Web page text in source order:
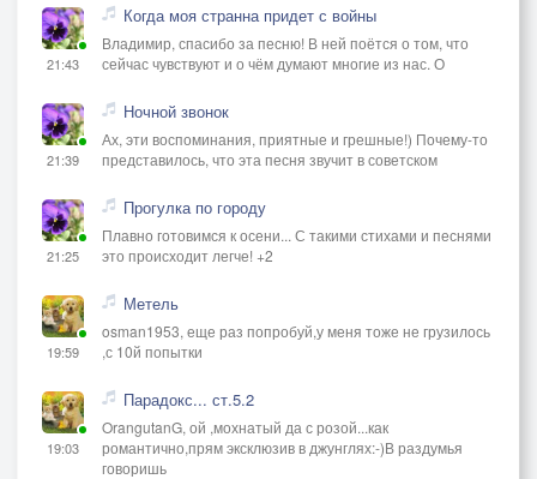
21:43
Когда моя странна придет с войны
Владимир, спасибо за песню! В ней поётся о том, что
сейчас чувствуют и о чём думают многие из нас. О
21:39
Ночной звонок
Ах, эти воспоминания, приятные и грешные!) Почему-то
представилось, что эта песня звучит в советском
21:25
Прогулка по городу
Плавно готовимся к осени... С такими стихами и песнями
это происходит легче! +2
19:59
Метель
osman1953, еще раз попробуй,у меня тоже не грузилось
,с 10й попытки
19:03
Парадокс... ст.5.2
OrangutanG, ой ,мохнатый да с розой...как
романтично,прям эксклюзив в джунглях:-)В раздумья
говоришь